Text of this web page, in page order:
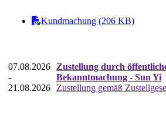
Kundmachung (206 KB)
07.08.2026
-
21.08.2026
Zustellung durch
Bekanntmachung - Sun Yi
Zustellung gemäß